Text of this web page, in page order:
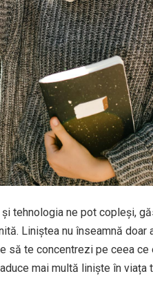
tehnologia ne pot copleși,
Liniștea nu înseamnă doar
să te concentrezi pe ceea
mai multă liniște în viața